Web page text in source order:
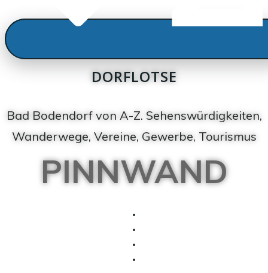
DORFLOTSE
Bad Bodendorf von A-Z. Sehenswürdigkeiten,
Wanderwege, Vereine, Gewerbe, Tourismus
PINNWAND